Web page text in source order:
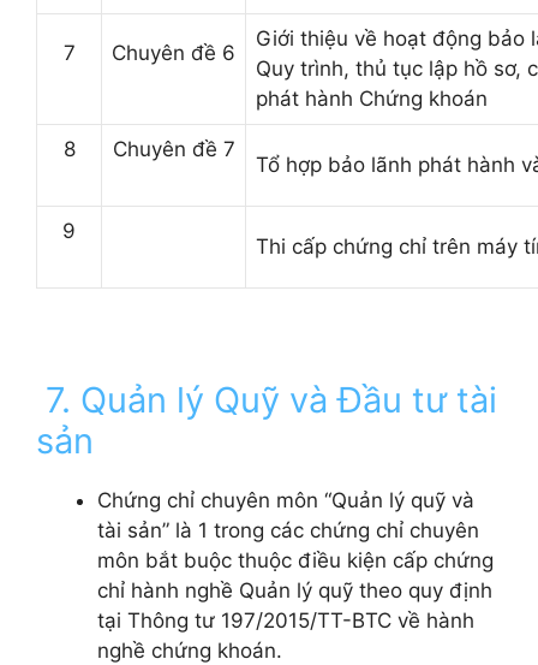
7 Chuyên đề 6
Giới thiệu về hoạt động bảo
Quy trình, thủ tục lập hồ sơ,
phát hành Chứng khoán
8 Chuyên đề 7
Tổ hợp bảo lãnh phát hành
9
Thi cấp chứng chỉ trên máy
7. Quản lý Quỹ và Đầu tư tài
sản
Chứng chỉ chuyên môn “Quản lý quỹ và
tài sản” là 1 trong các chứng chỉ chuyên
môn bắt buộc thuộc điều kiện cấp chứng
chỉ hành nghề Quản lý quỹ theo quy định
tại Thông tư 197/2015/TT-BTC về hành
nghề chứng khoán.